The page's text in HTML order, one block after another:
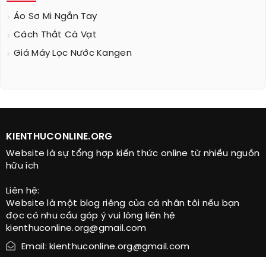
Áo Sơ Mi Ngắn Tay
Cách Thắt Cà Vạt
Giá Máy Lọc Nước Kangen
KIENTHUCONLINE.ORG
Website là sự tổng hợp kiến thức online từ nhiều nguồn
hữu ích
Liên hệ:
Website là một blog riêng của cá nhân tôi nếu bạn
đọc có nhu cầu góp ý vui lòng liên hệ
kienthuconline.org@gmail.com
Email: kienthuconline.org@gmail.com